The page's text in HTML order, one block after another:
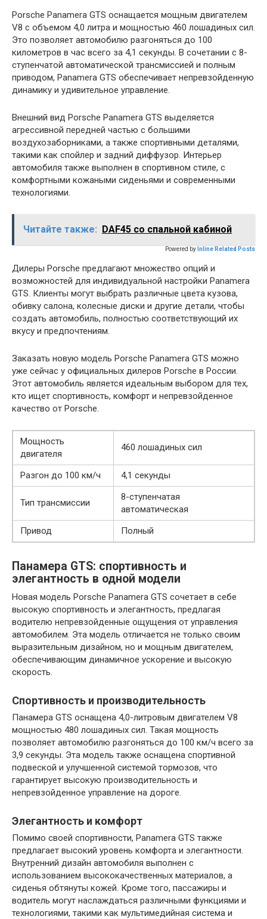
Porsche Panamera GTS оснащается мощным двигателем
V8 с объемом 4,0 литра и мощностью 460 лошадиных сил.
Это позволяет автомобилю разгоняться до 100
километров в час всего за 4,1 секунды. В сочетании с 8-
ступенчатой автоматической трансмиссией и полным
приводом, Panamera GTS обеспечивает непревзойденную
динамику и удивительное управление.
Внешний вид Porsche Panamera GTS выделяется
агрессивной передней частью с большими
воздухозаборниками, а также спортивными деталями,
такими как спойлер и задний диффузор. Интерьер
автомобиля также выполнен в спортивном стиле, с
комфортными кожаными сиденьями и современными
технологиями.
Читайте также: DAF45 со спальной кабиной
Powered by Inline Related Posts
Дилеры Porsche предлагают множество опций и
возможностей для индивидуальной настройки Panamera
GTS. Клиенты могут выбрать различные цвета кузова,
обивку салона, колесные диски и другие детали, чтобы
создать автомобиль, полностью соответствующий их
вкусу и предпочтениям.
Заказать новую модель Porsche Panamera GTS можно
уже сейчас у официальных дилеров Porsche в России.
Этот автомобиль является идеальным выбором для тех,
кто ищет спортивность, комфорт и непревзойденное
качество от Porsche.
Мощность
двигателя
460 лошадиных сил
Разгон до 100 км/ч 4,1 секунды
Тип трансмиссии
8-ступенчатая
автоматическая
Привод
Полный
Панамера GTS: спортивность и
элегантность в одной модели
Новая модель Porsche Panamera GTS сочетает в себе
высокую спортивность и элегантность, предлагая
водителю непревзойденные ощущения от управления
автомобилем. Эта модель отличается не только своим
выразительным дизайном, но и мощным двигателем,
обеспечивающим динамичное ускорение и высокую
скорость.
Спортивность и производительность
Панамера GTS оснащена 4,0-литровым двигателем V8
мощностью 480 лошадиных сил. Такая мощность
позволяет автомобилю разгоняться до 100 км/ч всего за
3,9 секунды. Эта модель также оснащена спортивной
подвеской и улучшенной системой тормозов, что
гарантирует высокую производительность и
непревзойденное управление на дороге.
Элегантность и комфорт
Помимо своей спортивности, Panamera GTS также
предлагает высокий уровень комфорта и элегантности.
Внутренний дизайн автомобиля выполнен с
использованием высококачественных материалов, а
сиденья обтянуты кожей. Кроме того, пассажиры и
водитель могут наслаждаться различными функциями и
технологиями, такими как мультимедийная система и